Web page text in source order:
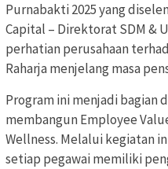
Purnabakti 2025 yang
Capital – Direktorat SDM &
perhatian perusahaan
Raharja menjelang masa
Program ini menjadi bagian
membangun Employee
Wellness. Melalui kegiatan
setiap pegawai memiliki